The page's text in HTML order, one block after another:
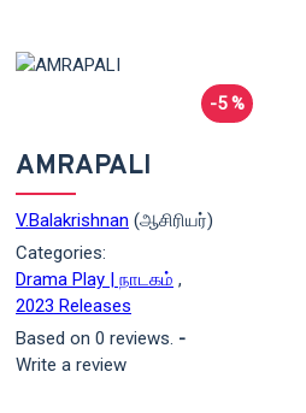
-5 %
AMRAPALI
V.Balakrishnan (ஆசிரியர்)
Categories:
Drama Play | நாடகம் ,
2023 Releases
Based on 0 reviews. -
Write a review